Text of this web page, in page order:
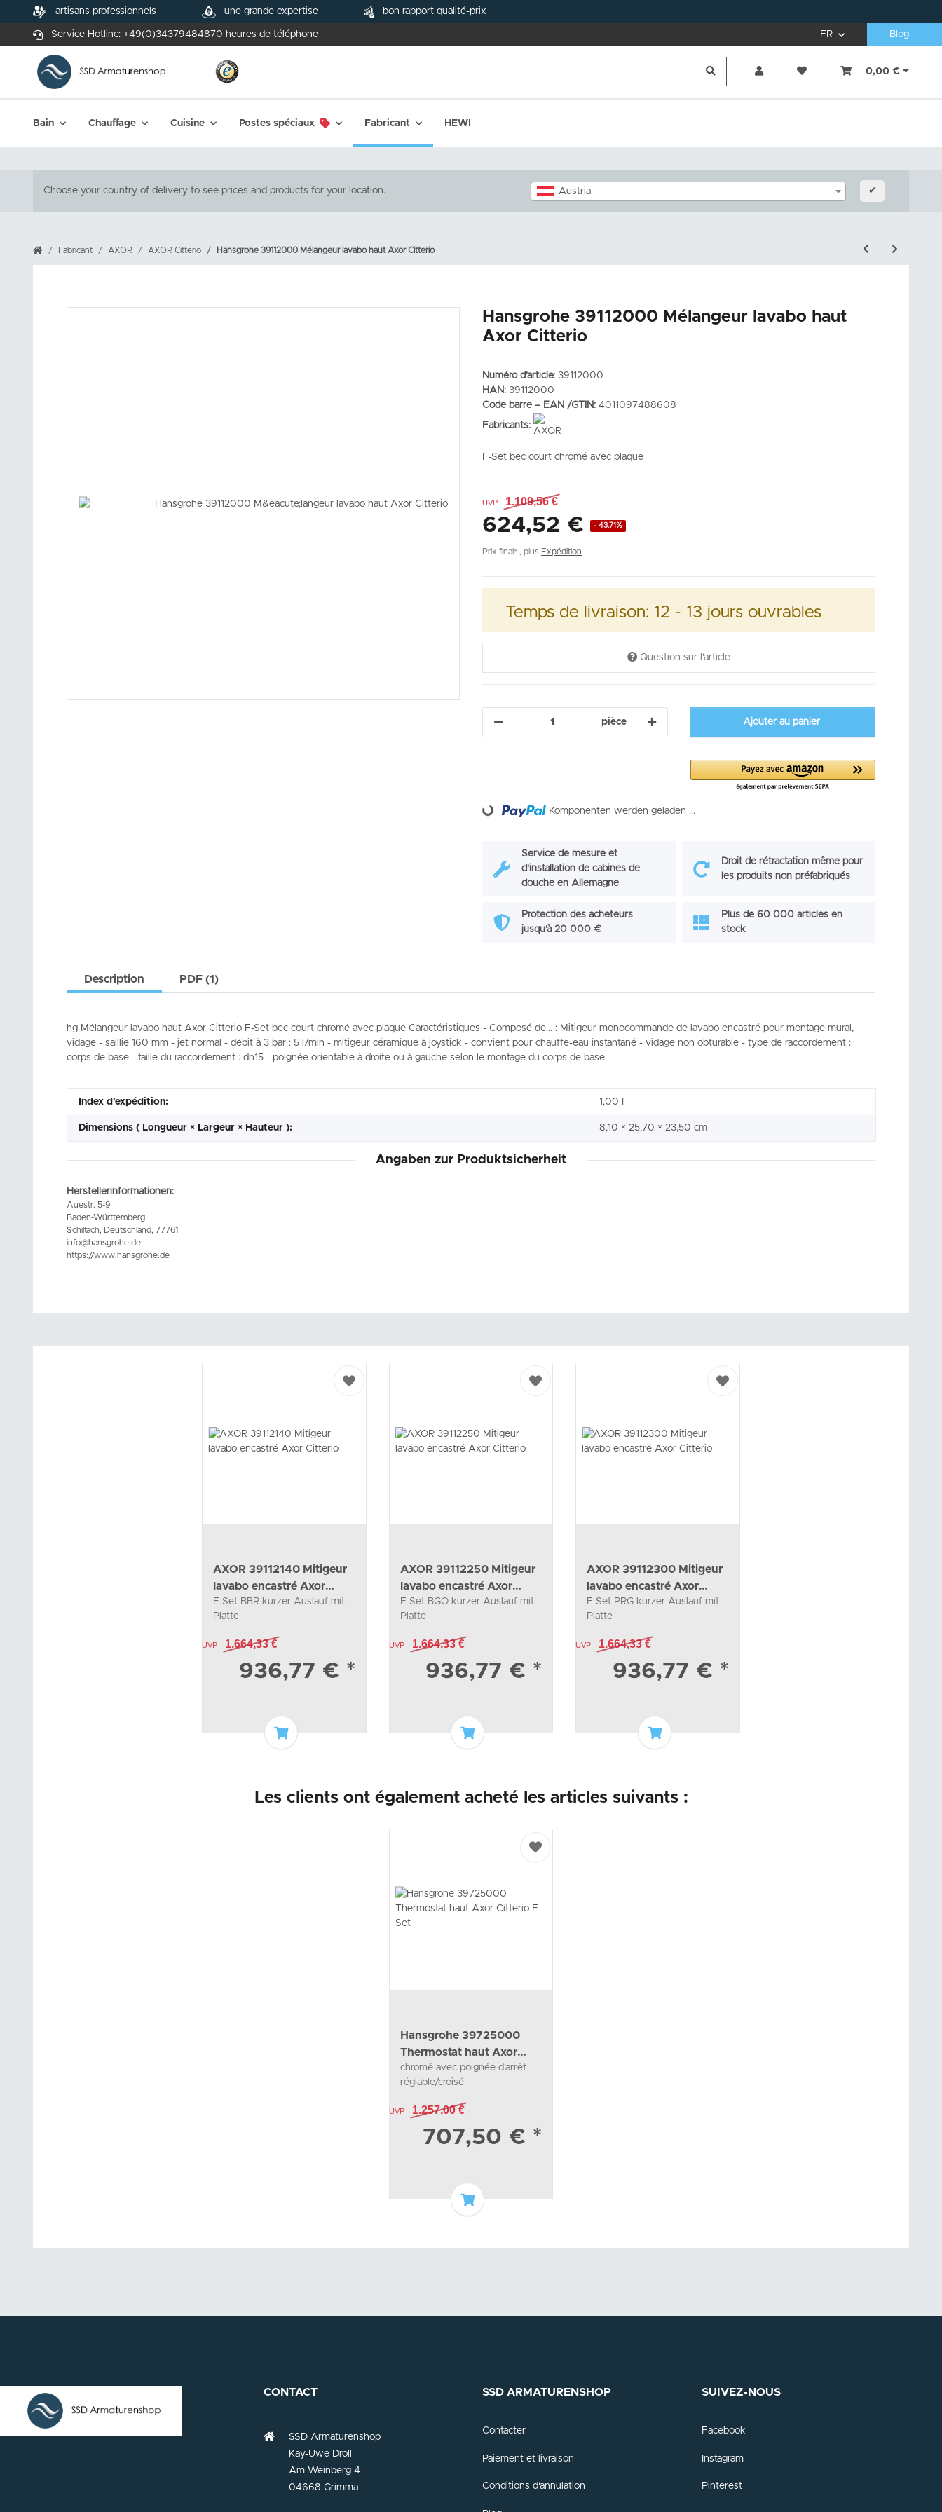
artisans professionnels une grande expertise bon rapport qualité-prix
Service Hotline: +49(0)34379484870 heures de téléphone FR Blog
0,00 €
Bain Chauffage Cuisine Postes spéciaux Fabricant HEWI
Choose your country of delivery to see prices and products for your location. Austria ✔
Fabricant AXOR AXOR Citterio Hansgrohe 39112000 Mélangeur lavabo haut Axor Citterio
Hansgrohe 39112000 Mélangeur lavabo haut
Axor Citterio
Numéro d'article: 39112000
HAN: 39112000
Code barre – EAN /GTIN: 4011097488608
Fabricants:
F-Set bec court chromé avec plaque
UVP 1.109,56 €
- 43.71%
624,52 €
Prix final* , plus Expédition
Temps de livraison: 12 - 13 jours ouvrables
Question sur l'article
pièce Ajouter au panier
Loading... Komponenten werden geladen ...
Service de mesure et
d'installation de cabines de
douche en Allemagne
Droit de rétractation même pour
les produits non préfabriqués
Protection des acheteurs
jusqu'à 20 000 €
Plus de 60 000 articles en
stock
Description PDF (1)
hg Mélangeur lavabo haut Axor Citterio F-Set bec court chromé avec plaque Caractéristiques - Composé de... : Mitigeur monocommande de lavabo encastré pour montage mural,
vidage - saillie 160 mm - jet normal - débit à 3 bar : 5 l/min - mitigeur céramique à joystick - convient pour chauffe-eau instantané - vidage non obturable - type de raccordement :
corps de base - taille du raccordement : dn15 - poignée orientable à droite ou à gauche selon le montage du corps de base
#productDetails.itemInformation#
#productDetails.itemValue#
Index d'expédition: 1,00 I
Dimensions ( Longueur × Largeur × Hauteur ): 8,10 × 25,70 × 23,50 cm
Angaben zur Produktsicherheit
Herstellerinformationen:
Auestr. 5-9
Baden-Württemberg
Schiltach, Deutschland, 77761
info@hansgrohe.de
https://www.hansgrohe.de
AXOR 39112140 Mitigeur
lavabo encastré Axor
Citterio
F-Set BBR kurzer Auslauf mit
Platte
UVP 1.664,33 €
936,77 € *
Ajouter au panier
AXOR 39112250 Mitigeur
lavabo encastré Axor
Citterio
F-Set BGO kurzer Auslauf mit
Platte
UVP 1.664,33 €
936,77 € *
Ajouter au panier
AXOR 39112300 Mitigeur
lavabo encastré Axor
Citterio
F-Set PRG kurzer Auslauf mit
Platte
UVP 1.664,33 €
936,77 € *
Ajouter au panier
Les clients ont également acheté les articles suivants :
Hansgrohe 39725000
Thermostat haut Axor
Citterio F-Set
chromé avec poignée d'arrêt
réglable/croisé
UVP 1.257,00 €
707,50 € *
Ajouter au panier
CONTACT
SSD Armaturenshop
Kay-Uwe Droll
Am Weinberg 4
04668 Grimma
SSD ARMATURENSHOP
Contacter
Paiement et livraison
Conditions d'annulation
SUIVEZ-NOUS
Facebook
Instagram
Pinterest